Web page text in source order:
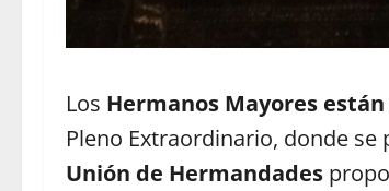
Los Hermanos Mayores
Pleno Extraordinario, donde
Unión de Hermandades